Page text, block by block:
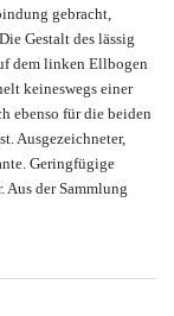
gebracht,
Gestalt des lässig
dem linken Ellbogen
keineswegs einer
ebenso für die beiden
Ausgezeichneter,
Geringfügige
Aus der Sammlung